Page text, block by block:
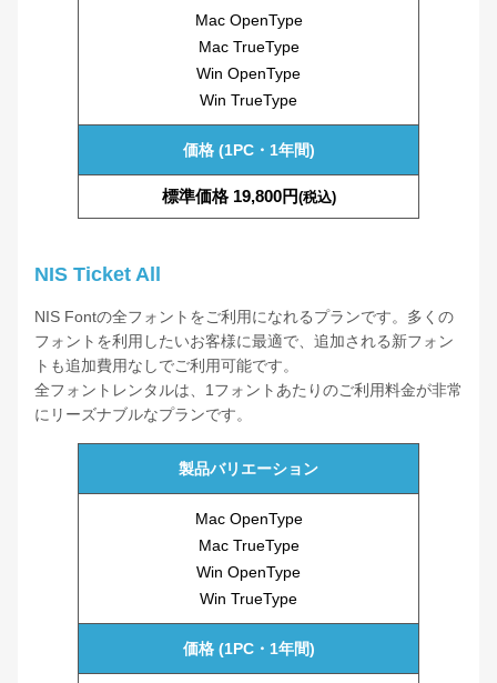
JTCカル2
JTCナミキPOP-L
JTCナミキ中太楷書
Mac OpenType
Mac TrueType
Win OpenType
Win TrueType
価格 (1PC・1年間)
標準価格 19,800円(税込)
NIS Ticket All
NIS Fontの全フォントをご利用になれるプランです。多くの
フォントを利用したいお客様に最適で、追加される新フォン
トも追加費用なしでご利用可能です。
全フォントレンタルは、1フォントあたりのご利用料金が非常
にリーズナブルなプランです。
製品バリエーション
Mac OpenType
Mac TrueType
Win OpenType
Win TrueType
価格 (1PC・1年間)